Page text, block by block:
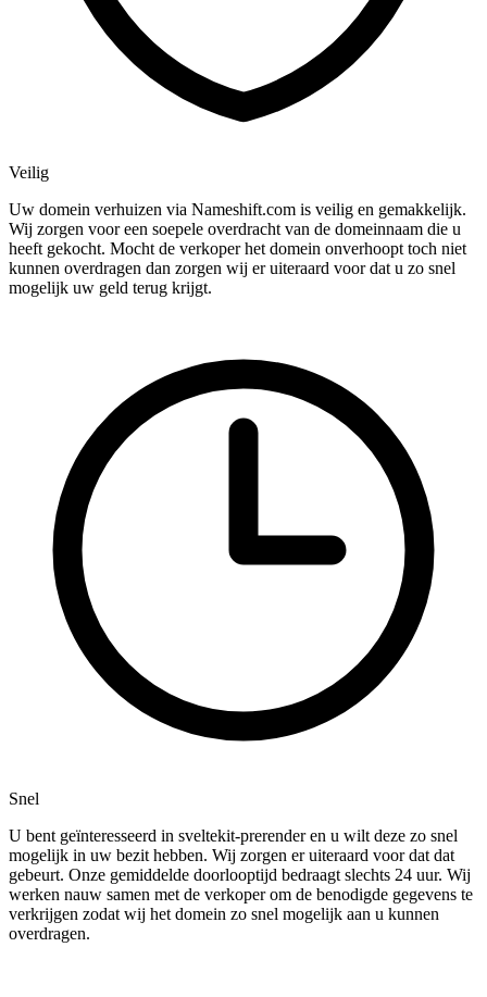
Veilig
Uw domein verhuizen via Nameshift.com is veilig en gemakkelijk.
Wij zorgen voor een soepele overdracht van de domeinnaam die u
heeft gekocht. Mocht de verkoper het domein onverhoopt toch niet
kunnen overdragen dan zorgen wij er uiteraard voor dat u zo snel
mogelijk uw geld terug krijgt.
Snel
U bent geïnteresseerd in sveltekit-prerender en u wilt deze zo snel
mogelijk in uw bezit hebben. Wij zorgen er uiteraard voor dat dat
gebeurt. Onze gemiddelde doorlooptijd bedraagt slechts 24 uur. Wij
werken nauw samen met de verkoper om de benodigde gegevens te
verkrijgen zodat wij het domein zo snel mogelijk aan u kunnen
overdragen.